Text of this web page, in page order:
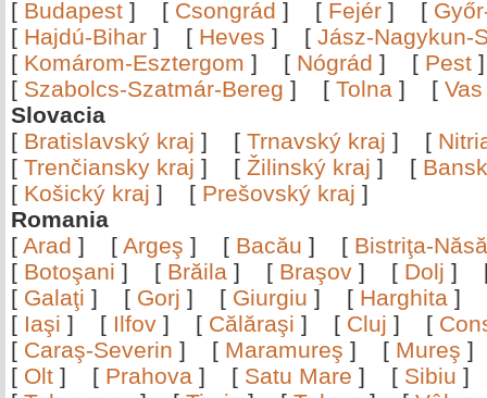
[ Budapest ] [ Csongrád ] [ Fejér ] [
[ Hajdú-Bihar ] [ Heves ] [ Jász-Nagykun-
[ Komárom-Esztergom ] [ Nógrád ] [ Pest
[ Szabolcs-Szatmár-Bereg ] [ Tolna ] [ Vas
Slovacia
[ Bratislavský kraj ] [ Trnavský kraj ] [
[ Trenčiansky kraj ] [ Žilinský kraj ] [
[ Košický kraj ] [ Prešovský kraj ]
Romania
[ Arad ] [ Argeş ] [ Bacău ] [ Bistriţa-
[ Botoşani ] [ Brăila ] [ Braşov ] [ Dolj ]
[ Galaţi ] [ Gorj ] [ Giurgiu ] [ Harghita ]
[ Iaşi ] [ Ilfov ] [ Călăraşi ] [ Cluj ] [
[ Caraş-Severin ] [ Maramureş ] [ Mureş
[ Olt ] [ Prahova ] [ Satu Mare ] [ Sibiu